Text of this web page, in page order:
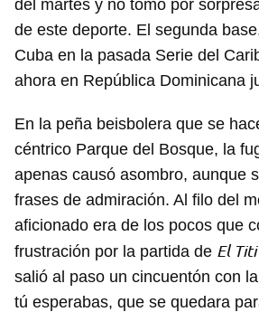
del martes y no tomó por
de este deporte. El segunda
Cuba en la pasada Serie del
ahora en República Dominicana
En la peña beisbolera que se
céntrico Parque del Bosque, la
apenas causó asombro, aunque
frases de admiración. Al filo del
aficionado era de los pocos que
frustración por la partida de El Titi
salió al paso un cincuentón con
tú esperabas, que se quedara